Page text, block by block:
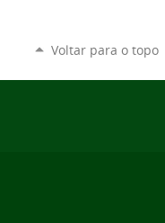
Voltar para o topo